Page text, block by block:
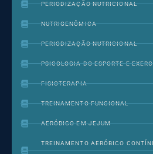
PERIODIZAÇÃO NUTRICIONAL
NUTRIGENÔMICA
PERIODIZAÇÃO NUTRICIONAL
PSICOLOGIA DO ESPORTE E
FISIOTERAPIA
TREINAMENTO FUNCIONAL
AERÓBICO EM JEJUM
TREINAMENTO AERÓBICO